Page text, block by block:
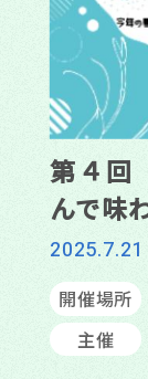
第４回
んで味
開催場所
主催